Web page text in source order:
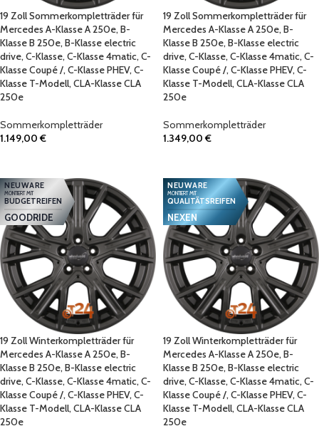
19 Zoll Sommerkompletträder für
Mercedes A-Klasse A 250e, B-
Klasse B 250e, B-Klasse electric
drive, C-Klasse, C-Klasse 4matic, C-
Klasse Coupé /, C-Klasse PHEV, C-
Klasse T-Modell, CLA-Klasse CLA
250e
Sommerkompletträder
1.149,00€
19 Zoll Sommerkompletträder für
Mercedes A-Klasse A 250e, B-
Klasse B 250e, B-Klasse electric
drive, C-Klasse, C-Klasse 4matic, C-
Klasse Coupé /, C-Klasse PHEV, C-
Klasse T-Modell, CLA-Klasse CLA
250e
Sommerkompletträder
1.349,00€
NEUWARE
MONTIERT MIT
BUDGETREIFEN
GOODRIDE
19 Zoll Winterkompletträder für
Mercedes A-Klasse A 250e, B-
Klasse B 250e, B-Klasse electric
drive, C-Klasse, C-Klasse 4matic, C-
Klasse Coupé /, C-Klasse PHEV, C-
Klasse T-Modell, CLA-Klasse CLA
250e
NEUWARE
MONTIERT MIT
QUALITÄTSREIFEN
NEXEN
19 Zoll Winterkompletträder für
Mercedes A-Klasse A 250e, B-
Klasse B 250e, B-Klasse electric
drive, C-Klasse, C-Klasse 4matic, C-
Klasse Coupé /, C-Klasse PHEV, C-
Klasse T-Modell, CLA-Klasse CLA
250e